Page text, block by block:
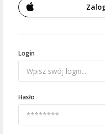
Login
Hasło